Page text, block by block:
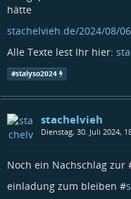
hätte
stachelvieh.de/2024/08/
Alle Texte lest Ihr hier:
#stalyso2024
stachelvieh
Dienstag, 30. Juli 2024,
Noch ein Nachschlag zur
einladung zum bleiben #